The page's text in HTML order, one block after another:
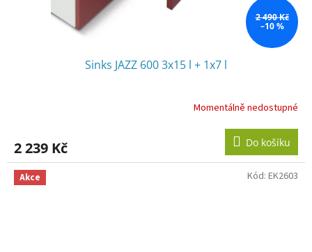
2 490 Kč
–10 %
Sinks JAZZ 600 3x15 l + 1x7 l
Momentálně nedostupné
2 239 Kč Do košíku
Akce Kód: EK2603